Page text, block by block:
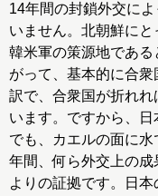
14年間の封鎖外交に
いません。北朝鮮に
韓米軍の策源地であ
がって、基本的に合
訳で、合衆国が折れ
います。ですから、
でも、カエルの面に
年間、何ら外交上の
よりの証拠です。日